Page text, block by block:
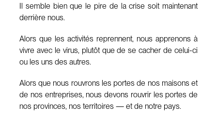
Il semble bien que le pire de la crise soit maintenant
derrière nous.
Alors que les activités reprennent, nous apprenons à
vivre avec le virus, plutôt que de se cacher de celui-ci
ou les uns des autres.
Alors que nous rouvrons les portes de nos maisons et
de nos entreprises, nous devons rouvrir les portes de
nos provinces, nos territoires — et de notre pays.